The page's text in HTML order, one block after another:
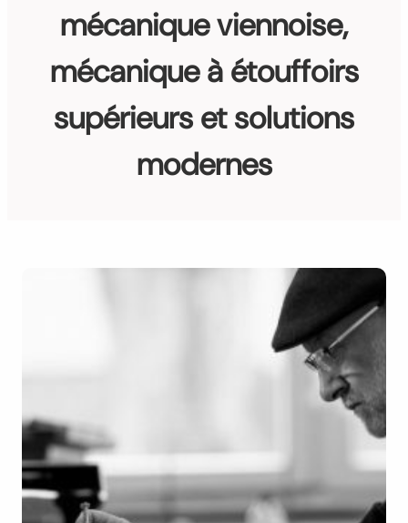
mécanique viennoise,
mécanique à étouffoirs
supérieurs et solutions
modernes